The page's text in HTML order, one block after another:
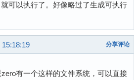
可以执行了。好像略过了生成可执行
15:18:19 分享评论
有一个这样的文件系统，可以直接